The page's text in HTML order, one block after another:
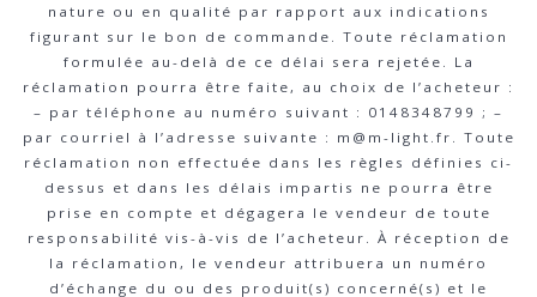
nature ou en qualité par rapport aux indications
figurant sur le bon de commande. Toute réclamation
formulée au-delà de ce délai sera rejetée. La
réclamation pourra être faite, au choix de l’acheteur :
– par téléphone au numéro suivant : 0148348799 ; –
par courriel à l’adresse suivante : m@m-light.fr. Toute
réclamation non effectuée dans les règles définies ci-
dessus et dans les délais impartis ne pourra être
prise en compte et dégagera le vendeur de toute
responsabilité vis-à-vis de l’acheteur. À réception de
la réclamation, le vendeur attribuera un numéro
d’échange du ou des produit(s) concerné(s) et le